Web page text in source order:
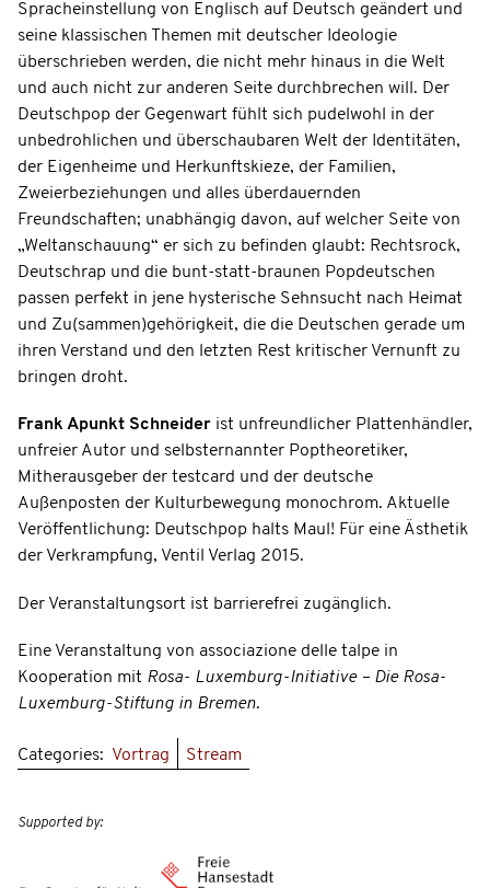
Spracheinstellung von Englisch auf Deutsch geändert und
seine klassischen Themen mit deutscher Ideologie
überschrieben werden, die nicht mehr hinaus in die Welt
und auch nicht zur anderen Seite durchbrechen will. Der
Deutschpop der Gegenwart fühlt sich pudelwohl in der
unbedrohlichen und überschaubaren Welt der Identitäten,
der Eigenheime und Herkunftskieze, der Familien,
Zweierbeziehungen und alles überdauernden
Freundschaften; unabhängig davon, auf welcher Seite von
„Weltanschauung“ er sich zu befinden glaubt: Rechtsrock,
Deutschrap und die bunt-statt-braunen Popdeutschen
passen perfekt in jene hysterische Sehnsucht nach Heimat
und Zu(sammen)gehörigkeit, die die Deutschen gerade um
ihren Verstand und den letzten Rest kritischer Vernunft zu
bringen droht.
Frank Apunkt Schneider ist unfreundlicher Plattenhändler,
unfreier Autor und selbsternannter Poptheoretiker,
Mitherausgeber der testcard und der deutsche
Außenposten der Kulturbewegung monochrom. Aktuelle
Veröffentlichung: Deutschpop halts Maul! Für eine Ästhetik
der Verkrampfung, Ventil Verlag 2015.
Der Veranstaltungsort ist barrierefrei zugänglich.
Eine Veranstaltung von associazione delle talpe in
Kooperation mit Rosa- Luxemburg-Initiative – Die Rosa-
Luxemburg-Stiftung in Bremen.
Categories: Vortrag Stream
Supported by: